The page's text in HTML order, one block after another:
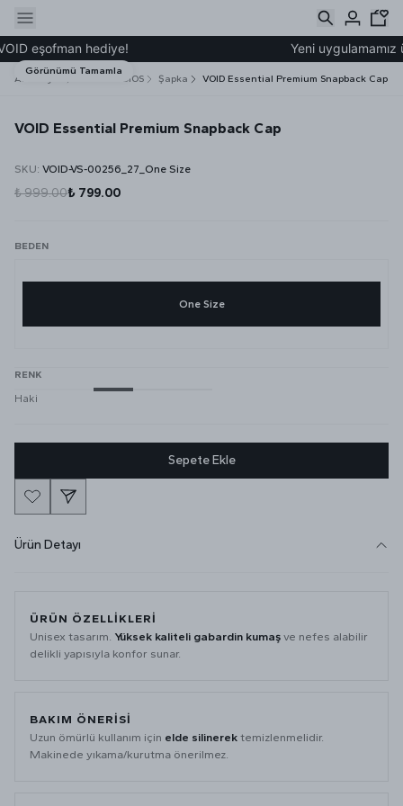
eşofman hediye! Yeni uygulamamız
Ana Sayfa VOID STUDIOS Şapka VOID Essential Premium Snapback Cap
Görünümü Tamamla
VOID Essential Premium Snapback Cap
SKU: VOID-VS-00256_27_One Size
₺ 999.00₺ 799.00
BEDEN
One Size
RENK
Haki
Sepete Ekle
Ürün Detayı
ÜRÜN ÖZELLIKLERI
Unisex tasarım. Yüksek kaliteli gabardin kumaş ve nefes alabilir
delikli yapısıyla konfor sunar.
BAKIM ÖNERISI
Uzun ömürlü kullanım için elde silinerek temizlenmelidir.
Makinede yıkama/kurutma önerilmez.